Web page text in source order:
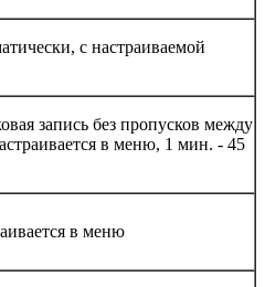
с настраиваемой
запись без пропусков между
в меню, 1 мин. - 45
в меню